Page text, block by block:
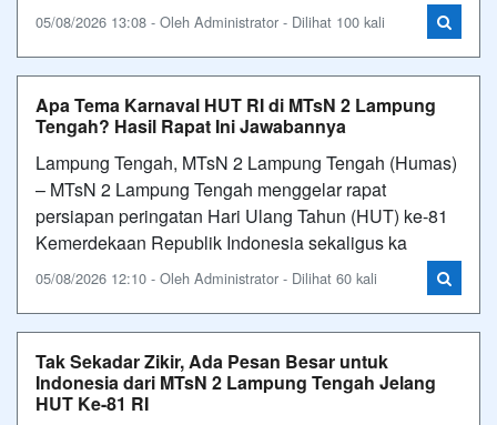
05/08/2026 13:08 - Oleh Administrator - Dilihat 100 kali
Apa Tema Karnaval HUT RI di MTsN 2 Lampung
Tengah? Hasil Rapat Ini Jawabannya
Lampung Tengah, MTsN 2 Lampung Tengah (Humas)
– MTsN 2 Lampung Tengah menggelar rapat
persiapan peringatan Hari Ulang Tahun (HUT) ke-81
Kemerdekaan Republik Indonesia sekaligus ka
05/08/2026 12:10 - Oleh Administrator - Dilihat 60 kali
Tak Sekadar Zikir, Ada Pesan Besar untuk
Indonesia dari MTsN 2 Lampung Tengah Jelang
HUT Ke-81 RI